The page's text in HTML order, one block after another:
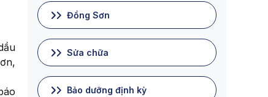
Đồng Sơn
Sửa chữa
Bảo dưỡng định kỳ